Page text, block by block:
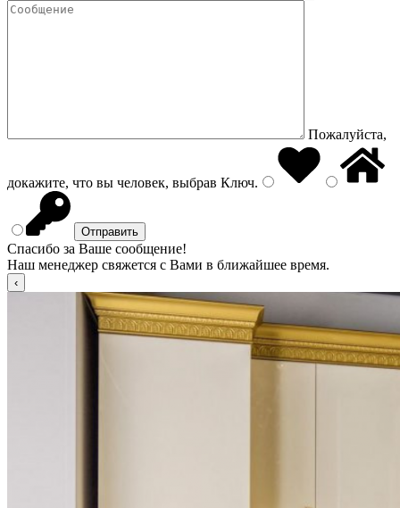
Пожалуйста,
докажите, что вы человек, выбрав Ключ.
Спасибо за Ваше сообщение!
Наш менеджер свяжется с Вами в ближайшее время.